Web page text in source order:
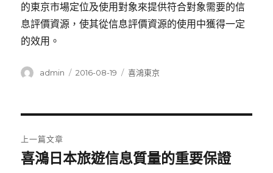
的東京市場定位及使用對象來提供符合對象需要的信
息評價資源，使其從信息評價資源的使用中獲得一定
的效用。
作
admin
發
2016-08-19
分
喜鴻東京
章
上一篇文章
上
喜鴻日本旅遊信息質量的重要保證